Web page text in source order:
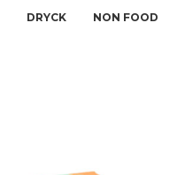
DRYCK NON FOOD